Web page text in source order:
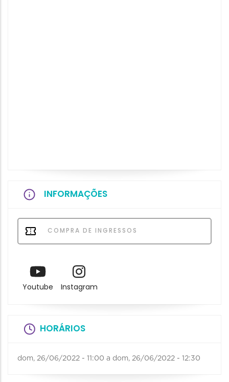
INFORMAÇÕES
COMPRA DE INGRESSOS
Youtube Instagram
HORÁRIOS
dom, 26/06/2022 - 11:00 a dom, 26/06/2022 - 12:30